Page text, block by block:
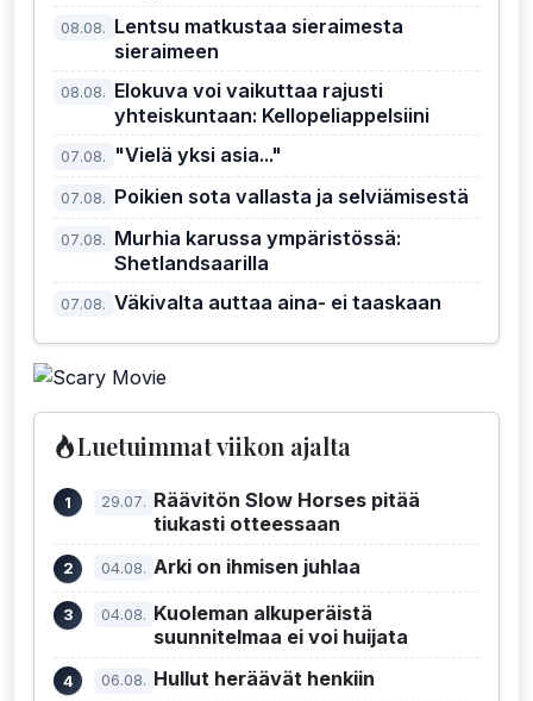
08.08. Lentsu matkustaa sieraimesta
sieraimeen
08.08. Elokuva voi vaikuttaa rajusti
yhteiskuntaan: Kellopeliappelsiini
07.08. "Vielä yksi asia..."
07.08. Poikien sota vallasta ja selviämisestä
07.08. Murhia karussa ympäristössä:
Shetlandsaarilla
07.08. Väkivalta auttaa aina- ei taaskaan
Luetuimmat viikon ajalta
29.07. Räävitön Slow Horses pitää
tiukasti otteessaan
04.08. Arki on ihmisen juhlaa
04.08. Kuoleman alkuperäistä
suunnitelmaa ei voi huijata
06.08. Hullut heräävät henkiin